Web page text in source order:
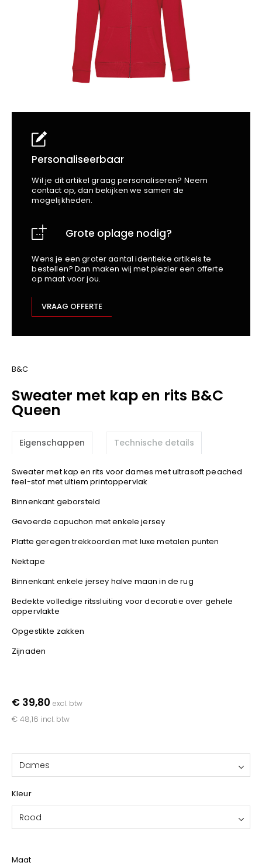
Business Wellness Kapper
Beechfield
Blakläder
Claude
Edge Safety
Harvest
Heckel
Hydrowear
Jassz
Kariban
M-Safe
OXXA
Premier
Promodoro
Result
Safety Jogger
Shugon
Spiro
Stanley/Stella
Personaliseerbaar
Wil je dit artikel graag personaliseren? Neem
contact op, dan bekijken we samen de
mogelijkheden.
Grote oplage nodig?
Wens je een groter aantal identieke artikels te
bestellen? Dan maken wij met plezier een offerte
op maat voor jou.
VRAAG OFFERTE
B&C
Sweater met kap en rits B&C
Queen
Eigenschappen Technische details
Sweater met kap en rits voor dames met ultrasoft peached
feel-stof met ultiem printoppervlak
Binnenkant geborsteld
Gevoerde capuchon met enkele jersey
Platte geregen trekkoorden met luxe metalen punten
Nektape
Binnenkant enkele jersey halve maan in de rug
Bedekte volledige ritssluiting voor decoratie over gehele
oppervlakte
Opgestikte zakken
Zijnaden
€ 39,80 excl. btw
€ 48,16 incl. btw
Dames
Kleur
Rood
Maat